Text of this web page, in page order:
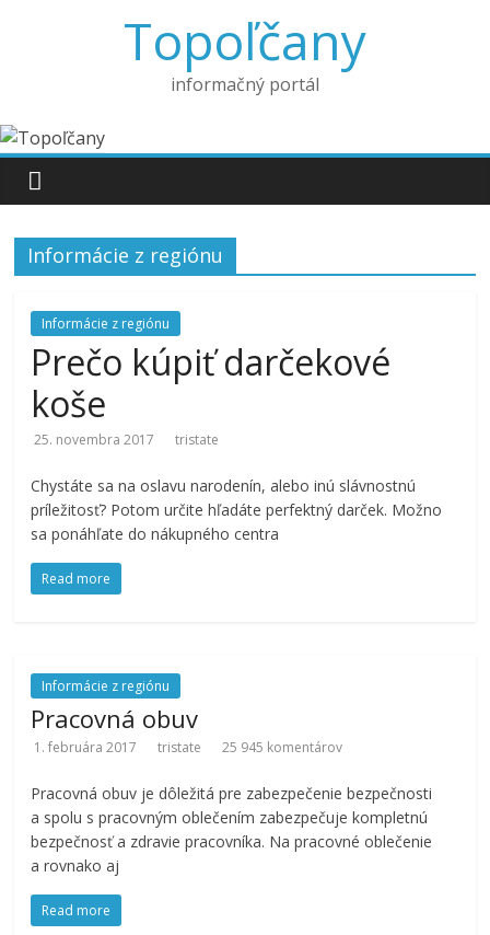
Topoľčany
informačný portál
Informácie z regiónu
Informácie z regiónu
Prečo kúpiť darčekové
koše
25. novembra 2017 tristate
Chystáte sa na oslavu narodenín, alebo inú slávnostnú
príležitosť? Potom určite hľadáte perfektný darček. Možno
sa ponáhľate do nákupného centra
Read more
Informácie z regiónu
Pracovná obuv
1. februára 2017 tristate 25 945 komentárov
Pracovná obuv je dôležitá pre zabezpečenie bezpečnosti
a spolu s pracovným oblečením zabezpečuje kompletnú
bezpečnosť a zdravie pracovníka. Na pracovné oblečenie
a rovnako aj
Read more